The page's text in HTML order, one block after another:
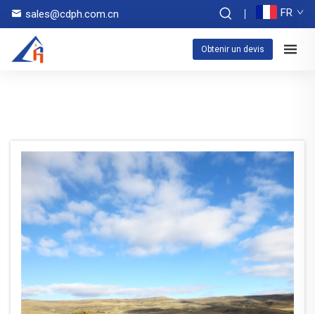
sales@cdph.com.cn FR
Obtenir un devis